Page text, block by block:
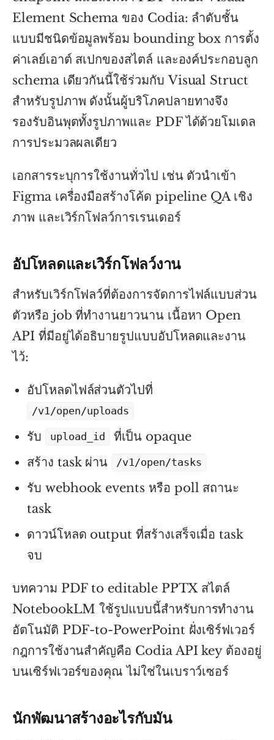
Element Schema ของ Codia: ลำดับชั้น
แบบมีชนิดข้อมูลพร้อม bounding box การตั้ง
ค่าเลย์เอาต์ สเปกของสไตล์ และองค์ประกอบลูก
schema เดียวกันนี้ใช้ร่วมกับ Visual Struct
สำหรับรูปภาพ ดังนั้นผู้บริโภคปลายทางจึง
รองรับอินพุตทั้งรูปภาพและ PDF ได้ด้วยโมเดล
การประมวลผลเดียว
เอกสารระบุการใช้งานทั่วไป เช่น ตัวนำเข้า
Figma เครื่องมือสร้างโค้ด pipeline QA เชิง
ภาพ และเวิร์กโฟลว์การเรนเดอร์
อัปโหลดและเวิร์กโฟลว์งาน
สำหรับเวิร์กโฟลว์ที่ต้องการจัดการไฟล์แบบส่วน
ตัวหรือ job ที่ทำงานยาวนาน เนื้อหา Open
API ที่มีอยู่ได้อธิบายรูปแบบอัปโหลดและงาน
ไว้:
อัปโหลดไฟล์ส่วนตัวไปที่
/v1/open/uploads
รับ upload_id
ที่เป็น opaque
สร้าง task ผ่าน
/v1/open/tasks
รับ webhook events หรือ poll สถานะ
task
ดาวน์โหลด output ที่สร้างเสร็จเมื่อ task
จบ
บทความ PDF to editable PPTX สไตล์
NotebookLM ใช้รูปแบบนี้สำหรับการทำงาน
อัตโนมัติ PDF-to-PowerPoint ฝั่งเซิร์ฟเวอร์
กฎการใช้งานสำคัญคือ Codia API key ต้องอยู่
บนเซิร์ฟเวอร์ของคุณ ไม่ใช่ในเบราว์เซอร์
นักพัฒนาสร้างอะไรกับมัน